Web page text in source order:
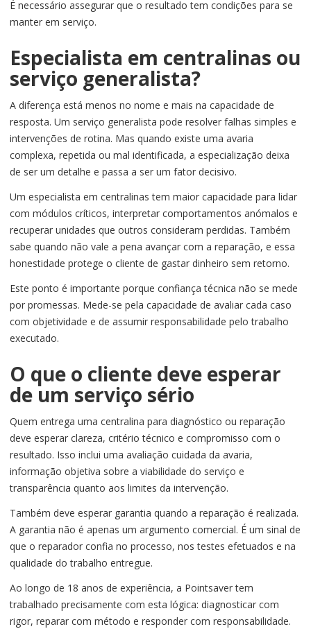
É necessário assegurar que o resultado tem condições para se
manter em serviço.
Especialista em centralinas ou
serviço generalista?
A diferença está menos no nome e mais na capacidade de
resposta. Um serviço generalista pode resolver falhas simples e
intervenções de rotina. Mas quando existe uma avaria
complexa, repetida ou mal identificada, a especialização deixa
de ser um detalhe e passa a ser um fator decisivo.
Um especialista em centralinas tem maior capacidade para lidar
com módulos críticos, interpretar comportamentos anómalos e
recuperar unidades que outros consideram perdidas. Também
sabe quando não vale a pena avançar com a reparação, e essa
honestidade protege o cliente de gastar dinheiro sem retorno.
Este ponto é importante porque confiança técnica não se mede
por promessas. Mede-se pela capacidade de avaliar cada caso
com objetividade e de assumir responsabilidade pelo trabalho
executado.
O que o cliente deve esperar
de um serviço sério
Quem entrega uma centralina para diagnóstico ou reparação
deve esperar clareza, critério técnico e compromisso com o
resultado. Isso inclui uma avaliação cuidada da avaria,
informação objetiva sobre a viabilidade do serviço e
transparência quanto aos limites da intervenção.
Também deve esperar garantia quando a reparação é realizada.
A garantia não é apenas um argumento comercial. É um sinal de
que o reparador confia no processo, nos testes efetuados e na
qualidade do trabalho entregue.
Ao longo de 18 anos de experiência, a Pointsaver tem
trabalhado precisamente com esta lógica: diagnosticar com
rigor, reparar com método e responder com responsabilidade.